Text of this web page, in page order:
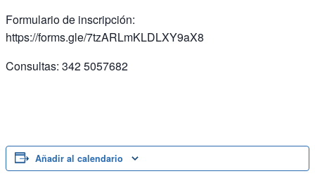
Formulario de inscripción:
https://forms.gle/7tzARLmKLDLXY9aX8
Consultas: 342 5057682
Añadir al calendario